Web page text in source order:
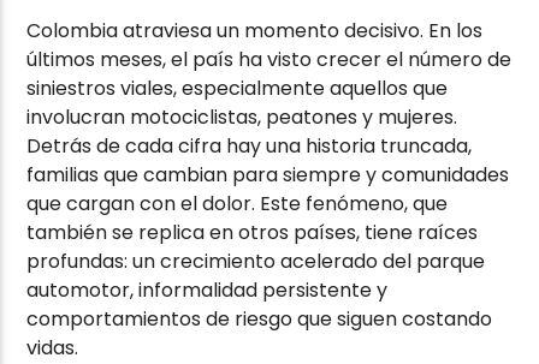
Colombia atraviesa un momento decisivo. En los
últimos meses, el país ha visto crecer el número de
siniestros viales, especialmente aquellos que
involucran motociclistas, peatones y mujeres.
Detrás de cada cifra hay una historia truncada,
familias que cambian para siempre y comunidades
que cargan con el dolor. Este fenómeno, que
también se replica en otros países, tiene raíces
profundas: un crecimiento acelerado del parque
automotor, informalidad persistente y
comportamientos de riesgo que siguen costando
vidas.